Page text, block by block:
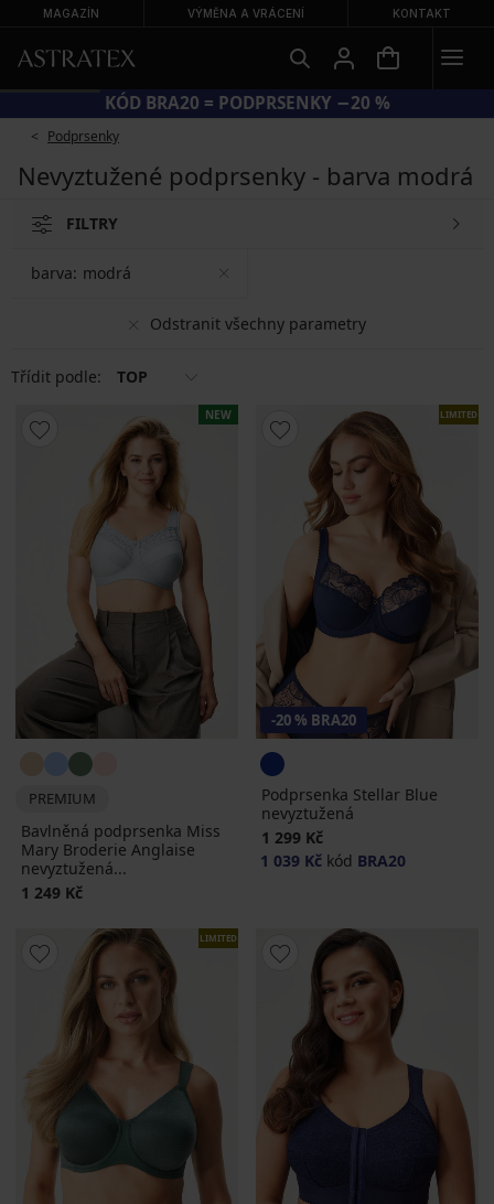
MAGAZÍN VÝMĚNA A VRÁCENÍ KONTAKT
KÓD BRA20 = PODPRSENKY −20 %
Podprsenky
Nevyztužené podprsenky - barva modrá
FILTRY
Odstranit všechny parametry
barva: modrá
Třídit podle: TOP
NEW
PREMIUM
Bavlněná podprsenka Miss
Mary Broderie Anglaise
nevyztužená...
1 249 Kč
LIMITED
-20 % BRA20
Podprsenka Stellar Blue
nevyztužená
1 299 Kč
1 039 Kč kód BRA20
LIMITED